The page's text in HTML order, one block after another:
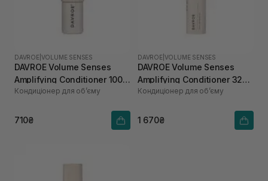
DAVROE VOLUME SENSES
DAVROE Volume Senses
Amplifying Conditioner 100
мл
Кондиціонер для об’єму
710₴
DAVROE VOLUME SENSES
DAVROE Volume Senses
Amplifying Conditioner 325
мл
Кондиціонер для об’єму
1 670₴